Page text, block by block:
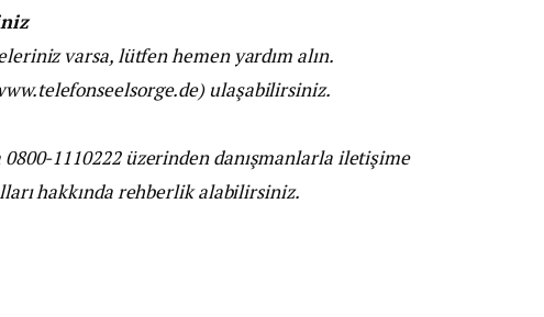
varsa, lütfen hemen yardım alın.
ulaşabilirsiniz.
1110222 üzerinden danışmanlarla iletişime
hakkında rehberlik alabilirsiniz.